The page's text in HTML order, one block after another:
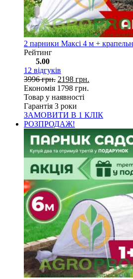
2 парники Максі 4 м +
Рейтинг
5.00
12 відгуків
3996грн. 2198 грн.
Економія 1798 грн.
Товар у наявності
Гарантія 3 роки
ЗАМОВИТИ В 1 КЛІК
РОЗПРОДАЖ!